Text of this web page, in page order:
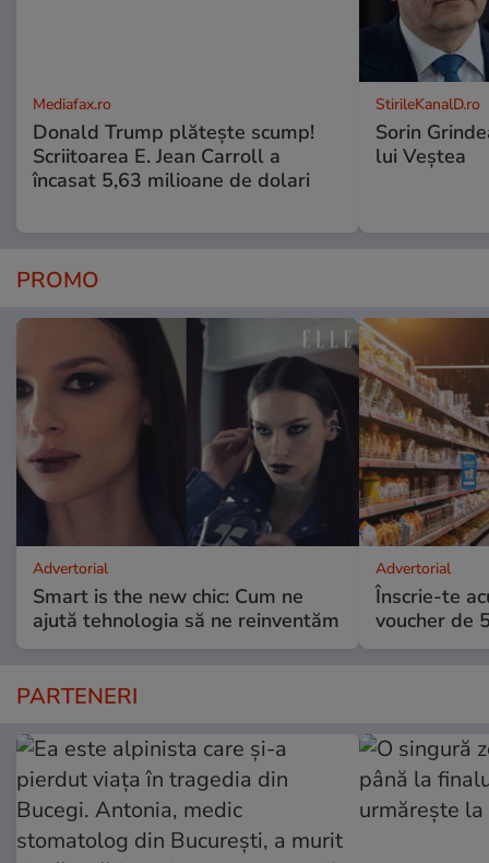
Mediafax.ro
Donald Trump plătește scump!
Scriitoarea E. Jean Carroll a
încasat 5,63 milioane de dolari
StirileKanalD.ro
Sorin
lui Veștea
PROMO
Advertorial
Smart is the new chic: Cum ne
ajută tehnologia să ne reinventăm
Advertorial
Înscrie-te
voucher de
PARTENERI